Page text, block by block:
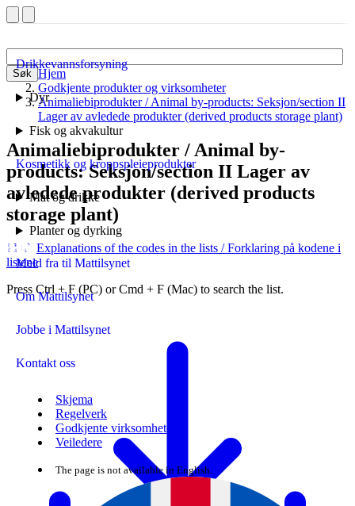
Søk
Drikkevannsforsyning
Dyr
Fisk og akvakultur
Kosmetikk og kroppspleieprodukter
Mat og drikke
Planter og dyrking
Meld fra til Mattilsynet
Om Mattilsynet
Jobbe i Mattilsynet
Kontakt oss
Skjema
Regelverk
Godkjente virksomheter
Veiledere
The page is not available in English.
Hjem
Godkjente produkter og virksomheter
Animaliebiprodukter / Animal by-products: Seksjon/section II
Lager av avledede produkter (derived products storage plant)
Animaliebiprodukter / Animal by-
products: Seksjon/section II Lager av
avledede produkter (derived products
storage plant)
Explanations of the codes in the lists / Forklaring på kodene i
listene
Press Ctrl + F (PC) or Cmd + F (Mac) to search the list.